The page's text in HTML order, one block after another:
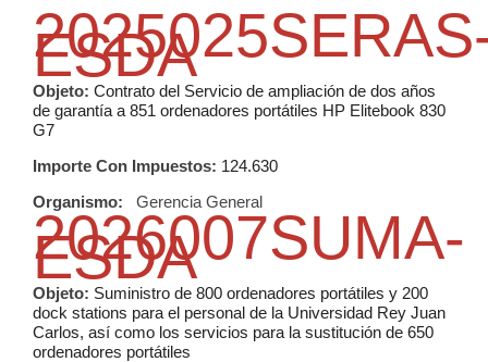
ESDA
Objeto: Contrato del Servicio de ampliación de dos años
de garantía a 851 ordenadores portátiles HP Elitebook 830
G7
Importe Con Impuestos: 124.630
Organismo:
Gerencia General
2026007SUMA-
ESDA
Objeto: Suministro de 800 ordenadores portátiles y 200
dock stations para el personal de la Universidad Rey Juan
Carlos, así como los servicios para la sustitución de 650
ordenadores portátiles